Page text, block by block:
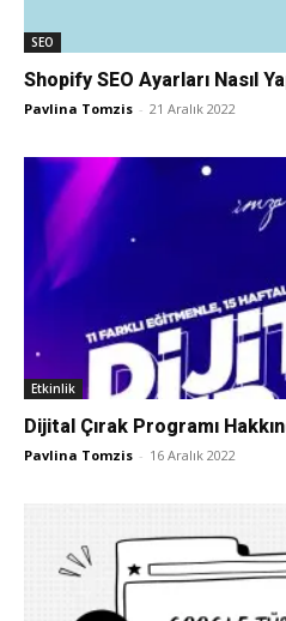
SEO
Shopify SEO Ayarları Nasıl
Pavlina Tomzis - 21 Aralık 2022
Etkinlik
Dijital Çırak Programı
Pavlina Tomzis - 16 Aralık 2022